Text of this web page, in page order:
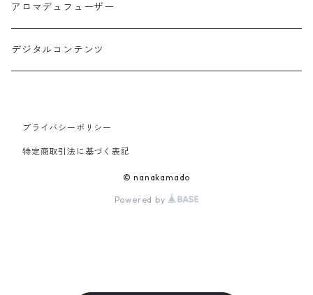
アロマデュフューザー
デジタルコンテンツ
プライバシーポリシー
特定商取引法に基づく表記
© nanakamado
Powered by